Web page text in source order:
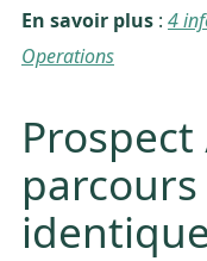
En savoir plus : 4
Operations
identique